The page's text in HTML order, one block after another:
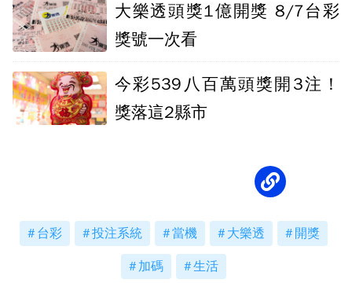
大樂透頭獎1億開獎 8/7台彩
獎號一次看
今彩539八百萬頭獎開3注！
獎落這2縣市
台彩 投注系統 當機 大樂透 開獎
加碼 生活